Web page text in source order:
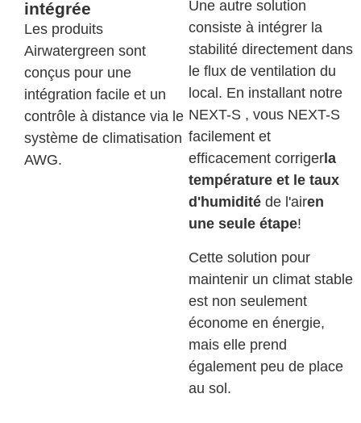
intégrée
Les produits
Airwatergreen sont
conçus pour une
intégration facile et un
contrôle à distance via le
système de climatisation
AWG.
Une autre solution
consiste à intégrer la
stabilité directement dans
le flux de ventilation du
local. En installant notre
NEXT-S , vous NEXT-S
facilement et
efficacement corriger la
température et le taux
d'humidité de l'airen
une seule étape!
Cette solution pour
maintenir un climat stable
est non seulement
économe en énergie,
mais elle prend
également peu de place
au sol.